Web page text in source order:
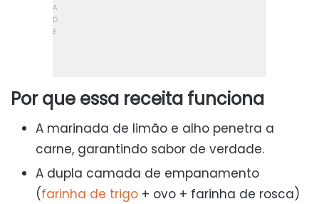
Por que essa receita funciona
A marinada de limão e alho penetra a
carne, garantindo sabor de verdade.
A dupla camada de empanamento
(farinha de trigo + ovo + farinha de rosca)